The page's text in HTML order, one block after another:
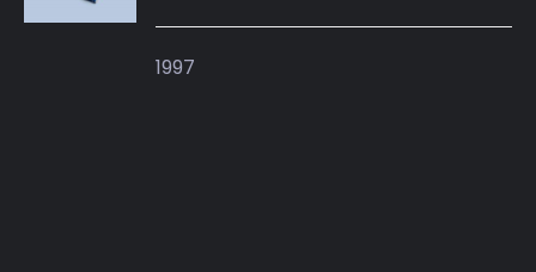
1997